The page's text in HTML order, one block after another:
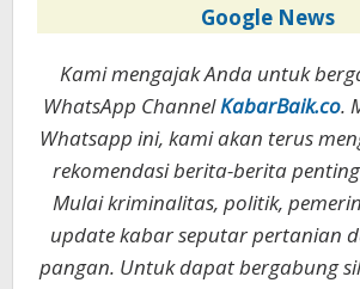
Google News
Kami mengajak Anda untuk
WhatsApp ChannelKabarBaik.co.
Whatsapp ini, kami akan terus
rekomendasi berita-berita
Mulai kriminalitas, politik,
update kabar seputar pertanian
pangan. Untuk dapat bergabung